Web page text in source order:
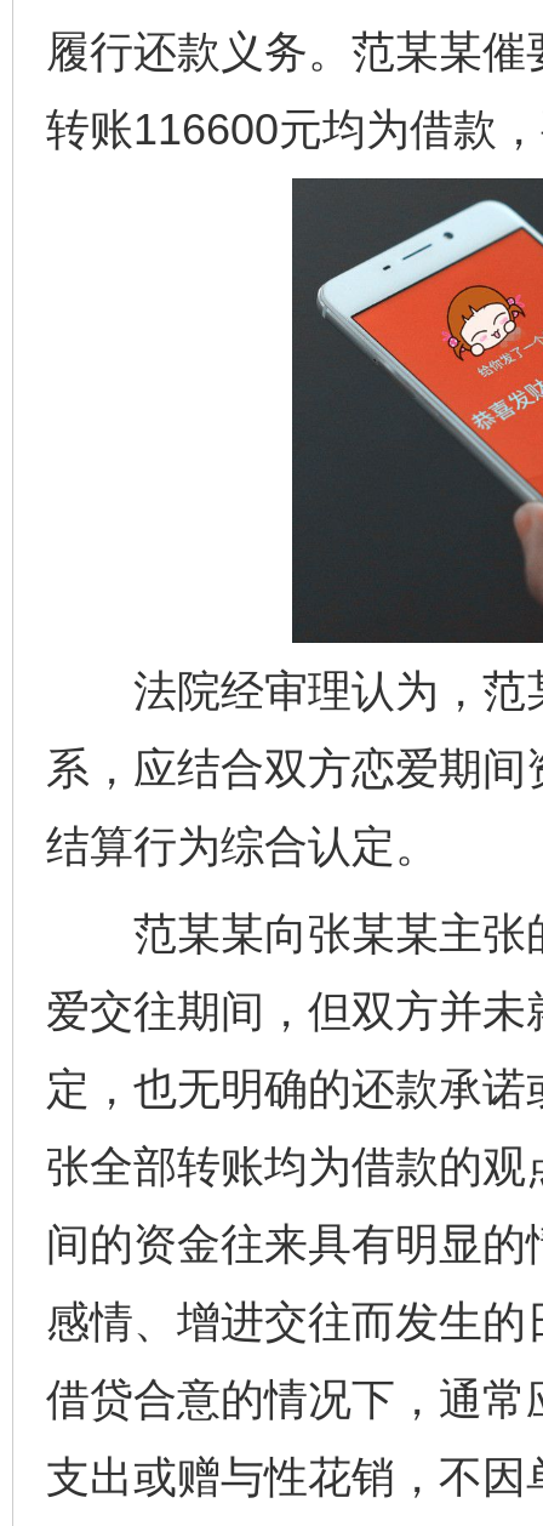
履行还款义务。范某某
转账116600元均为借款
法院经审理认为，范
系，应结合双方恋爱期
结算行为综合认定。
范某某向张某某主张
爱交往期间，但双方并
定，也无明确的还款承
张全部转账均为借款的
间的资金往来具有明显
感情、增进交往而发生
借贷合意的情况下，通
支出或赠与性花销，不